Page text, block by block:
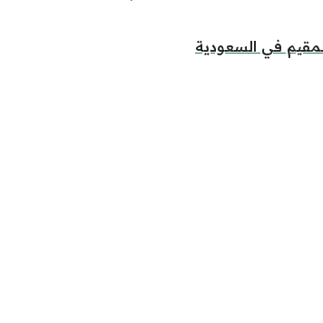
في السعودية